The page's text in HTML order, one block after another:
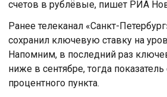
счетов в рублёвые, пишет РИА
Ранее телеканал «Санкт-
сохранил ключевую ставку на
Напомним, в последний раз
ниже в сентябре, тогда показатель
процентного пункта.